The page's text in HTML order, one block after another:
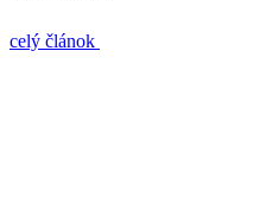
celý článok